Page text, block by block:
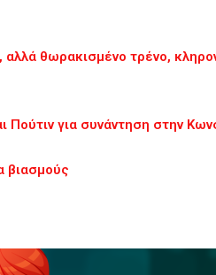
θωρακισμένο τρένο,
Πούτιν για συνάντηση στην
βιασμούς